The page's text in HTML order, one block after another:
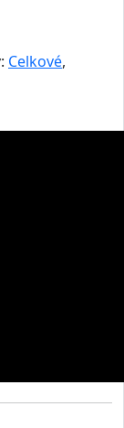
Celkové,